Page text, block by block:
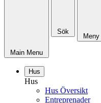
Main Menu
Sök
Meny
Hus
Hus
Hus Översikt
Entreprenader